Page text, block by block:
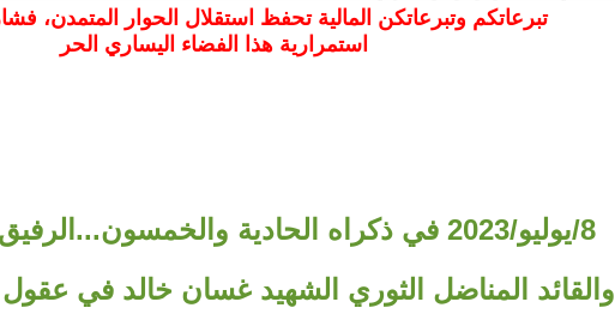
تبرعاتكم وتبرعاتكن المالية تحفظ استقلال الحوار المتمدن،
استمرارية هذا الفضاء اليساري الحر
8/يوليو/2023 في ذكراه الحادية
والقائد المناضل الثوري الشهيد غسان خالد في